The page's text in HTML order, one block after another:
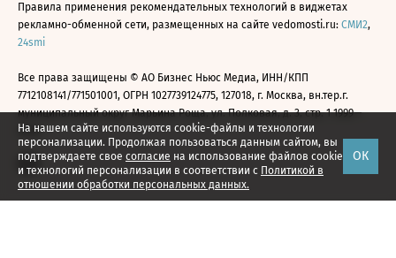
На нашем сайте используются cookie-файлы и технологии
персонализации. Продолжая пользоваться данным сайтом, вы
подтверждаете свое согласие на использование файлов cookie
и технологий персонализации в соответствии с Политикой в
отношении обработки персональных данных.
ОК
Правила применения рекомендательных технологий в виджетах
рекламно-обменной сети, размещенных на сайте vedomosti.ru: СМИ2,
24smi
Все права защищены © АО Бизнес Ньюс Медиа, ИНН/КПП
7712108141/771501001, ОГРН 1027739124775, 127018, г. Москва, вн.тер.г.
муниципальный округ Марьина Роща, ул. Полковая, д. 3, стр. 1 1999—
2026